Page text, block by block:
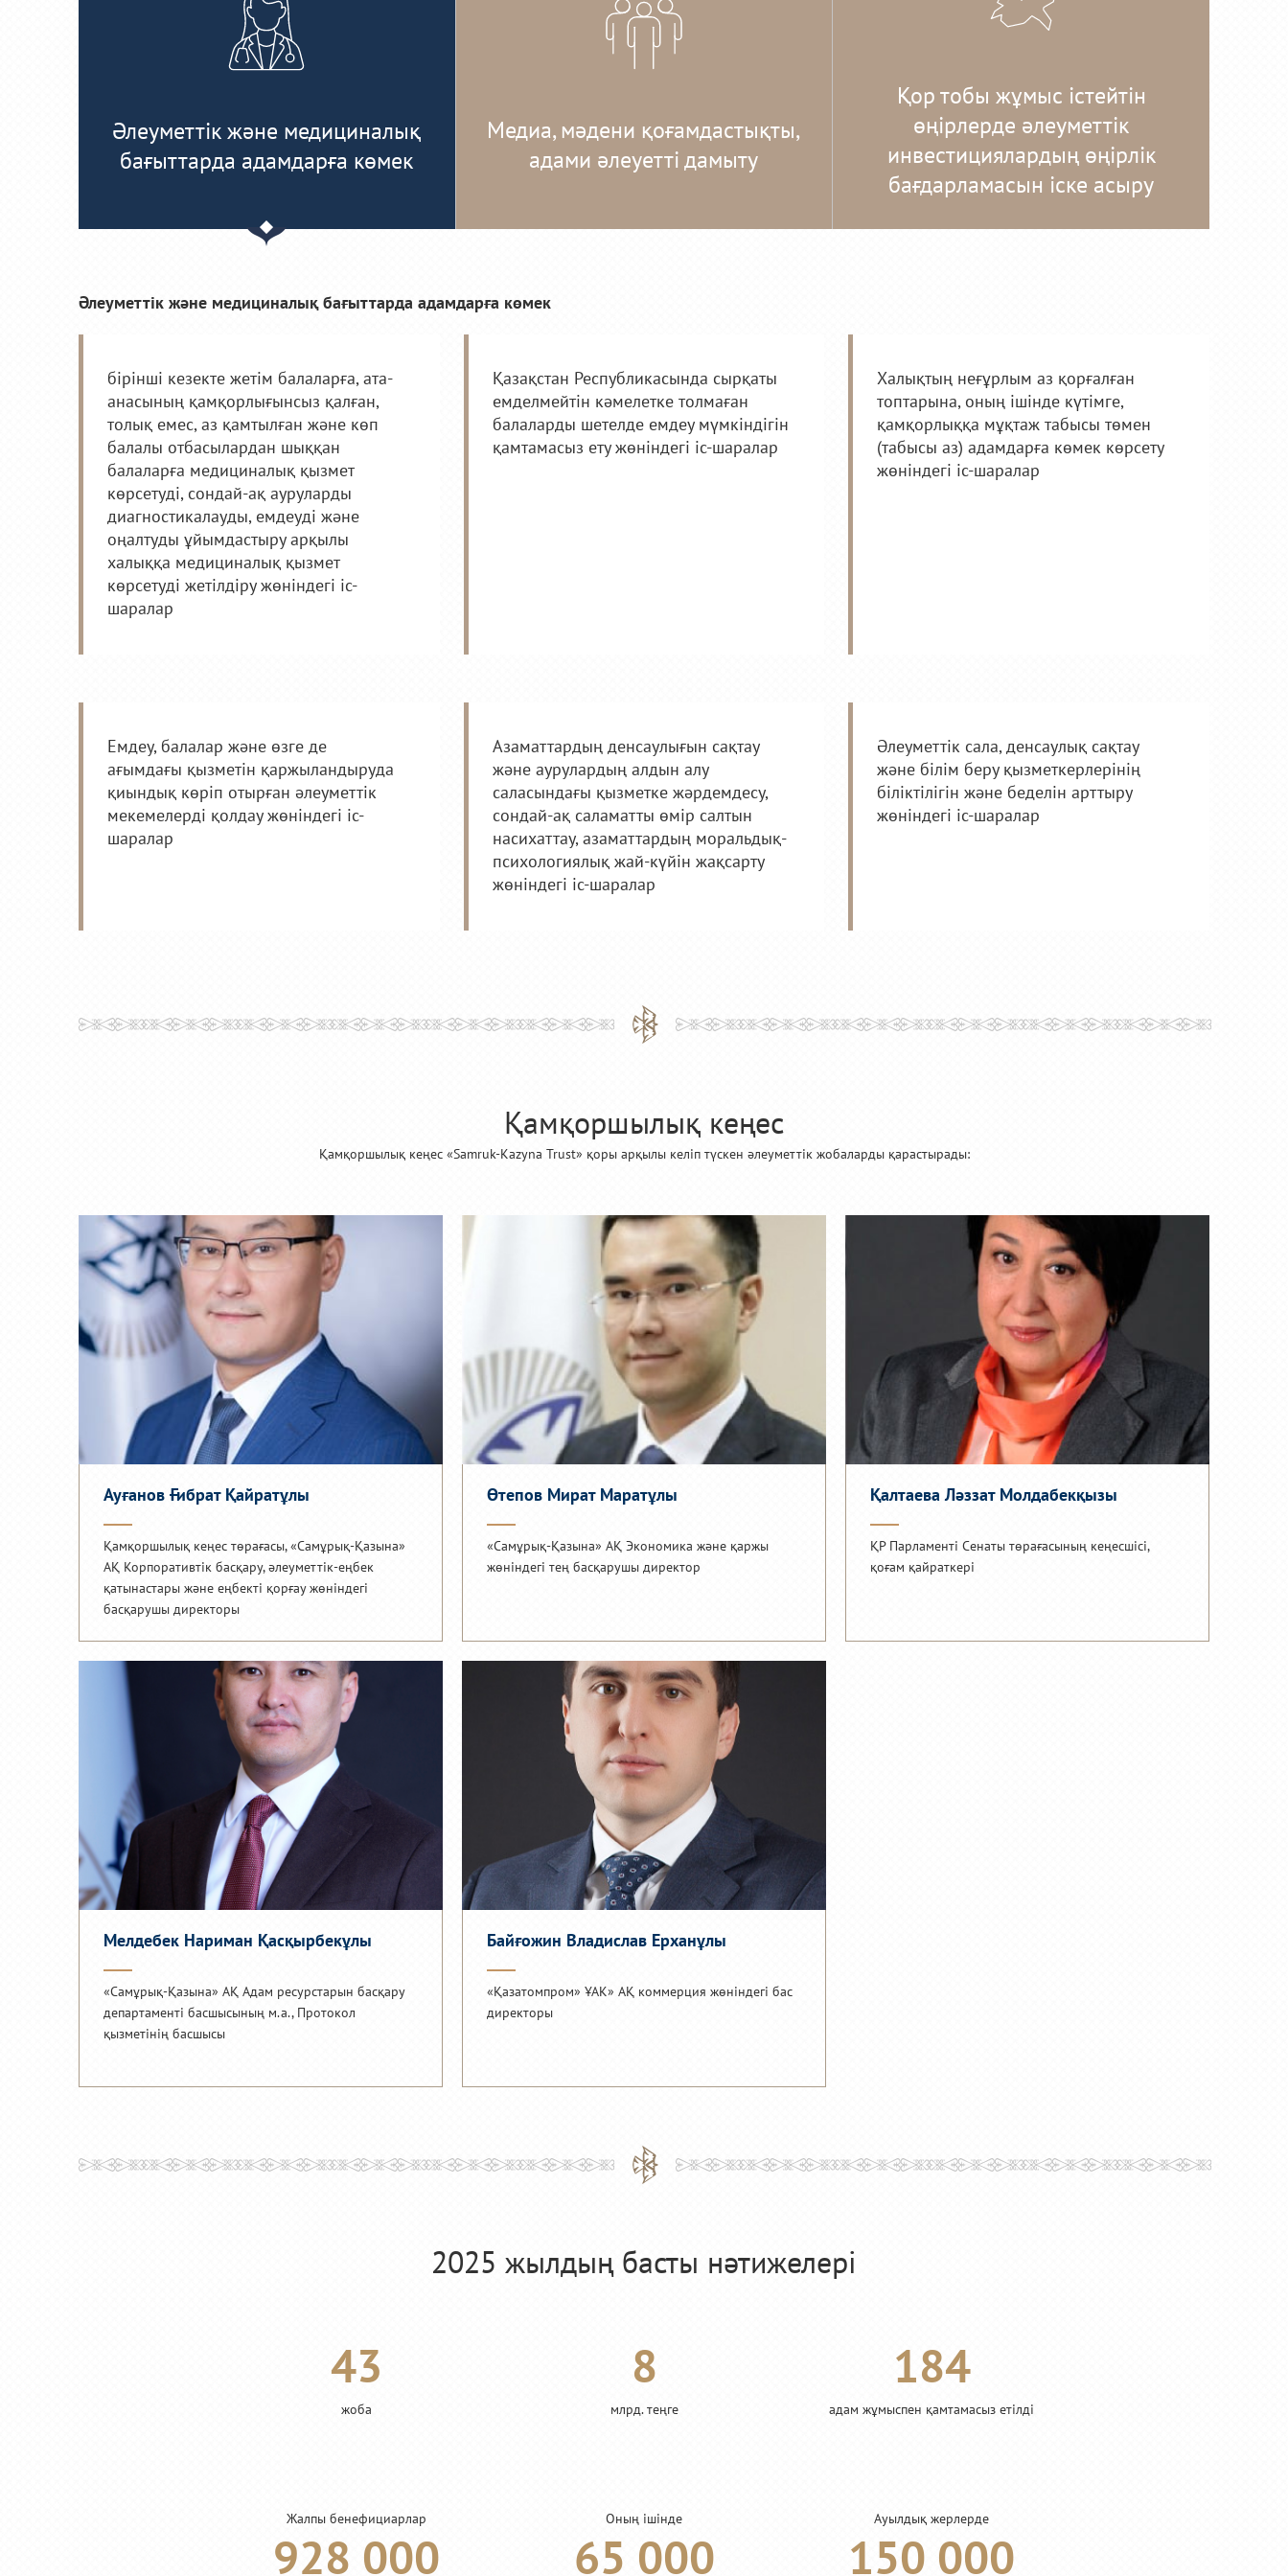
Әлеуметтік және медициналық
бағыттарда адамдарға көмек
Медиа, мәдени қоғамдастықты,
адами әлеуетті дамыту
Қор тобы жұмыс істейтін
өңірлерде әлеуметтік
инвестициялардың өңірлік
бағдарламасын іске асыру
Әлеуметтік және медициналық бағыттарда адамдарға көмек
бірінші кезекте жетім балаларға, ата-
анасының қамқорлығынсыз қалған,
толық емес, аз қамтылған және көп
балалы отбасылардан шыққан
балаларға медициналық қызмет
көрсетуді, сондай-ақ ауруларды
диагностикалауды, емдеуді және
оңалтуды ұйымдастыру арқылы
халыққа медициналық қызмет
көрсетуді жетілдіру жөніндегі іс-
шаралар
Қазақстан Республикасында сырқаты
емделмейтін кәмелетке толмаған
балаларды шетелде емдеу мүмкіндігін
қамтамасыз ету жөніндегі іс-шаралар
Халықтың неғұрлым аз қорғалған
топтарына, оның ішінде күтімге,
қамқорлыққа мұқтаж табысы төмен
(табысы аз) адамдарға көмек көрсету
жөніндегі іс-шаралар
Емдеу, балалар және өзге де
ағымдағы қызметін қаржыландыруда
қиындық көріп отырған әлеуметтік
мекемелерді қолдау жөніндегі іс-
шаралар
Азаматтардың денсаулығын сақтау
және аурулардың алдын алу
саласындағы қызметке жәрдемдесу,
сондай-ақ саламатты өмір салтын
насихаттау, азаматтардың моральдық-
психологиялық жай-күйін жақсарту
жөніндегі іс-шаралар
Әлеуметтік сала, денсаулық сақтау
және білім беру қызметкерлерінің
біліктілігін және беделін арттыру
жөніндегі іс-шаралар
Қамқоршылық кеңес
Қамқоршылық кеңес «Samruk-Kazyna Trust» қоры арқылы келіп түскен әлеуметтік жобаларды қарастырады:
Ауғанов Ғибрат Қайратұлы
Қамқоршылық кеңес төрағасы, «Самұрық-Қазына»
АҚ Корпоративтік басқару, әлеуметтік-еңбек
қатынастары және еңбекті қорғау жөніндегі
басқарушы директоры
Өтепов Мират Маратұлы
«Самұрық-Қазына» АҚ Экономика және қаржы
жөніндегі тең басқарушы директор
Қалтаева Ләззат Молдабекқызы
ҚР Парламенті Сенаты төрағасының кеңесшісі,
қоғам қайраткері
Мелдебек Нариман Қасқырбекұлы
«Самұрық-Қазына» АҚ Адам ресурстарын басқару
департаменті басшысының м.а., Протокол
қызметінің басшысы
Байғожин Владислав Ерханұлы
«Қазатомпром» ҰАК» АҚ коммерция жөніндегі бас
директоры
2025 жылдың басты нәтижелері
43
жоба
8
млрд. теңге
184
адам жұмыспен қамтамасыз етілді
Жалпы бенефициарлар
928 000
Оның ішінде
65 000
Ауылдық жерлерде
150 000